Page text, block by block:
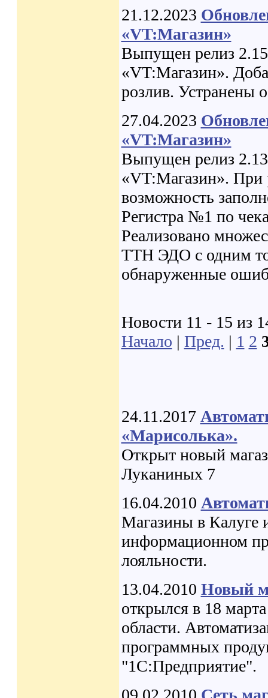
21.12.2023
«VT:Магазин»
Выпущен релиз
«VT:Магазин».
розлив. Устранены
27.04.2023
«VT:Магазин»
Выпущен релиз
«VT:Магазин». При
возможность
Регистра №1 по
Реализовано
ТТН ЭДО с одним
обнаруженные
Новости 11 - 15 из
Начало | Пред. | 1 2
24.11.2017
«Марисолька».
Открыт новый
Луканиных 7
16.04.2010
Магазины в Калуге
информационном
лояльности.
13.04.2010 Новый
открылся в 18
области.
программных
"1С:Предприятие".